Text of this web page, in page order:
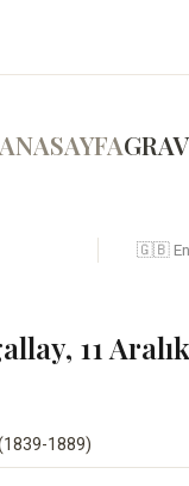
ANASAYFA
🇬🇧
11 Aralık
1889)